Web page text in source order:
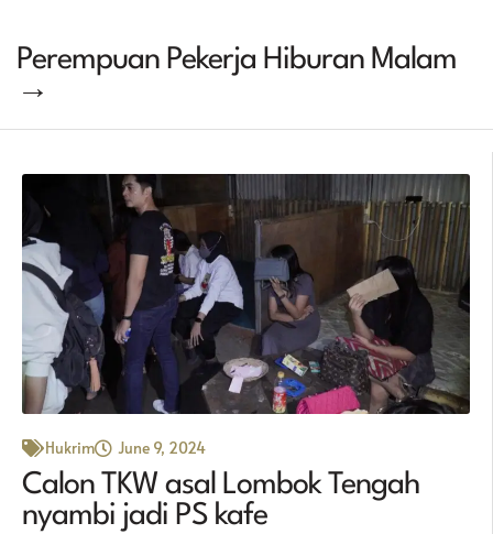
Perempuan Pekerja Hiburan Malam
→
Hukrim June 9, 2024
Calon TKW asal Lombok Tengah
nyambi jadi PS kafe